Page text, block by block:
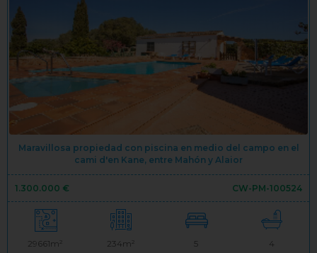
Maravillosa propiedad con piscina en medio del campo en el
cami d'en Kane, entre Mahón y Alaior
1.300.000 € CW-PM-100524
29661m² 234m² 5 4